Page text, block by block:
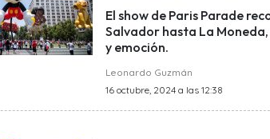
El show de Paris Parade
Salvador hasta La
y emoción.
Leonardo Guzmán
16 octubre, 2024 a las 12:38